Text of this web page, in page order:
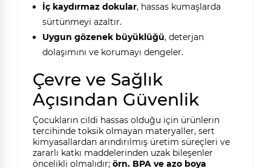
İç kaydırmaz dokular, hassas kumaşlarda
sürtünmeyi azaltır.
Uygun gözenek büyüklüğü, deterjan
dolaşımını ve korumayı dengeler.
Çevre ve Sağlık
Açısından Güvenlik
Çocukların cildi hassas olduğu için ürünlerin
tercihinde toksik olmayan materyaller, sert
kimyasallardan arındırılmış üretim süreçleri ve
zararlı katkı maddelerinden uzak bileşenler
öncelikli olmalıdır; örn. BPA ve azo boya